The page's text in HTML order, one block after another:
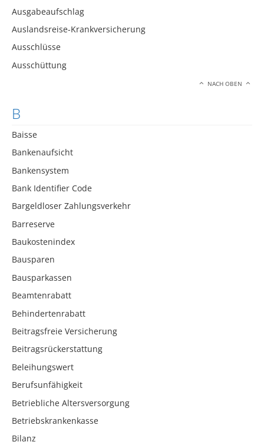
Ausgabeaufschlag
Auslandsreise-Krankversicherung
Ausschlüsse
Ausschüttung
NACH OBEN
B
Baisse
Bankenaufsicht
Bankensystem
Bank Identifier Code
Bargeldloser Zahlungsverkehr
Barreserve
Baukostenindex
Bausparen
Bausparkassen
Beamtenrabatt
Behindertenrabatt
Beitragsfreie Versicherung
Beitragsrückerstattung
Beleihungswert
Berufsunfähigkeit
Betriebliche Altersversorgung
Betriebskrankenkasse
Bilanz